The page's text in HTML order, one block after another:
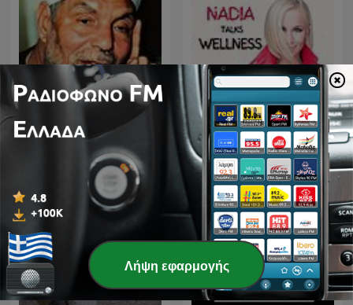
الشيخ الشعراوي Nadia Talks Wellness
Λήψη εφαρμογής